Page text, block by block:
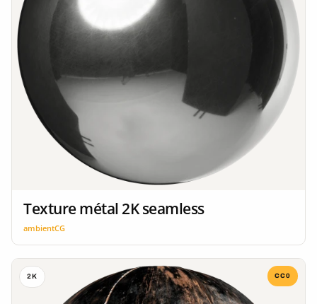
Texture métal 2K seamless
ambientCG
2K CC0